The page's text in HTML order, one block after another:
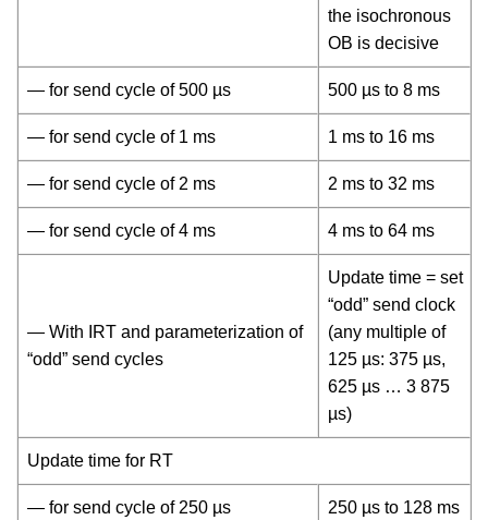
the isochronous
OB is decisive
— for send cycle of 500 µs 500 µs to 8 ms
— for send cycle of 1 ms 1 ms to 16 ms
— for send cycle of 2 ms 2 ms to 32 ms
— for send cycle of 4 ms 4 ms to 64 ms
— With IRT and parameterization of
“odd” send cycles
Update time = set
“odd” send clock
(any multiple of
125 µs: 375 µs,
625 µs … 3 875
µs)
Update time for RT
— for send cycle of 250 µs 250 µs to 128 ms